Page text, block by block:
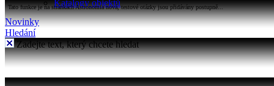
Katalogy objektů
Tato funkce je na stránkách Astronomia nová, testové otázky jsou přidávány postupně...
Novinky
Hledání
Zadejte text, který chcete hledat